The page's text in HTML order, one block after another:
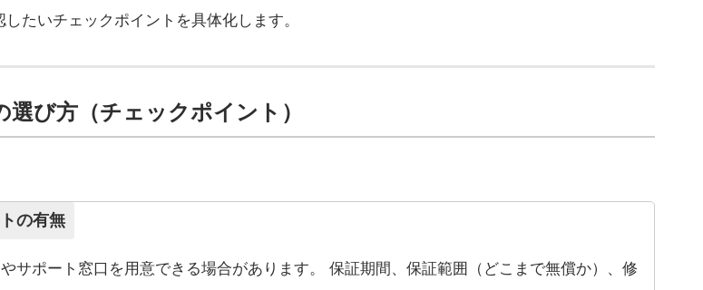
たいチェックポイントを具体化します。
び方（チェックポイント）
の有無
サポート窓口を用意できる場合があります。 保証期間、保証範囲（どこまで無償か）、修